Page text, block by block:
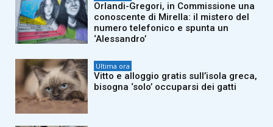
Orlandi-Gregori, in Commissione una
conoscente di Mirella: il mistero del
numero telefonico e spunta un
‘Alessandro’
Ultima ora
Vitto e alloggio gratis sull’isola greca,
bisogna ‘solo’ occuparsi dei gatti